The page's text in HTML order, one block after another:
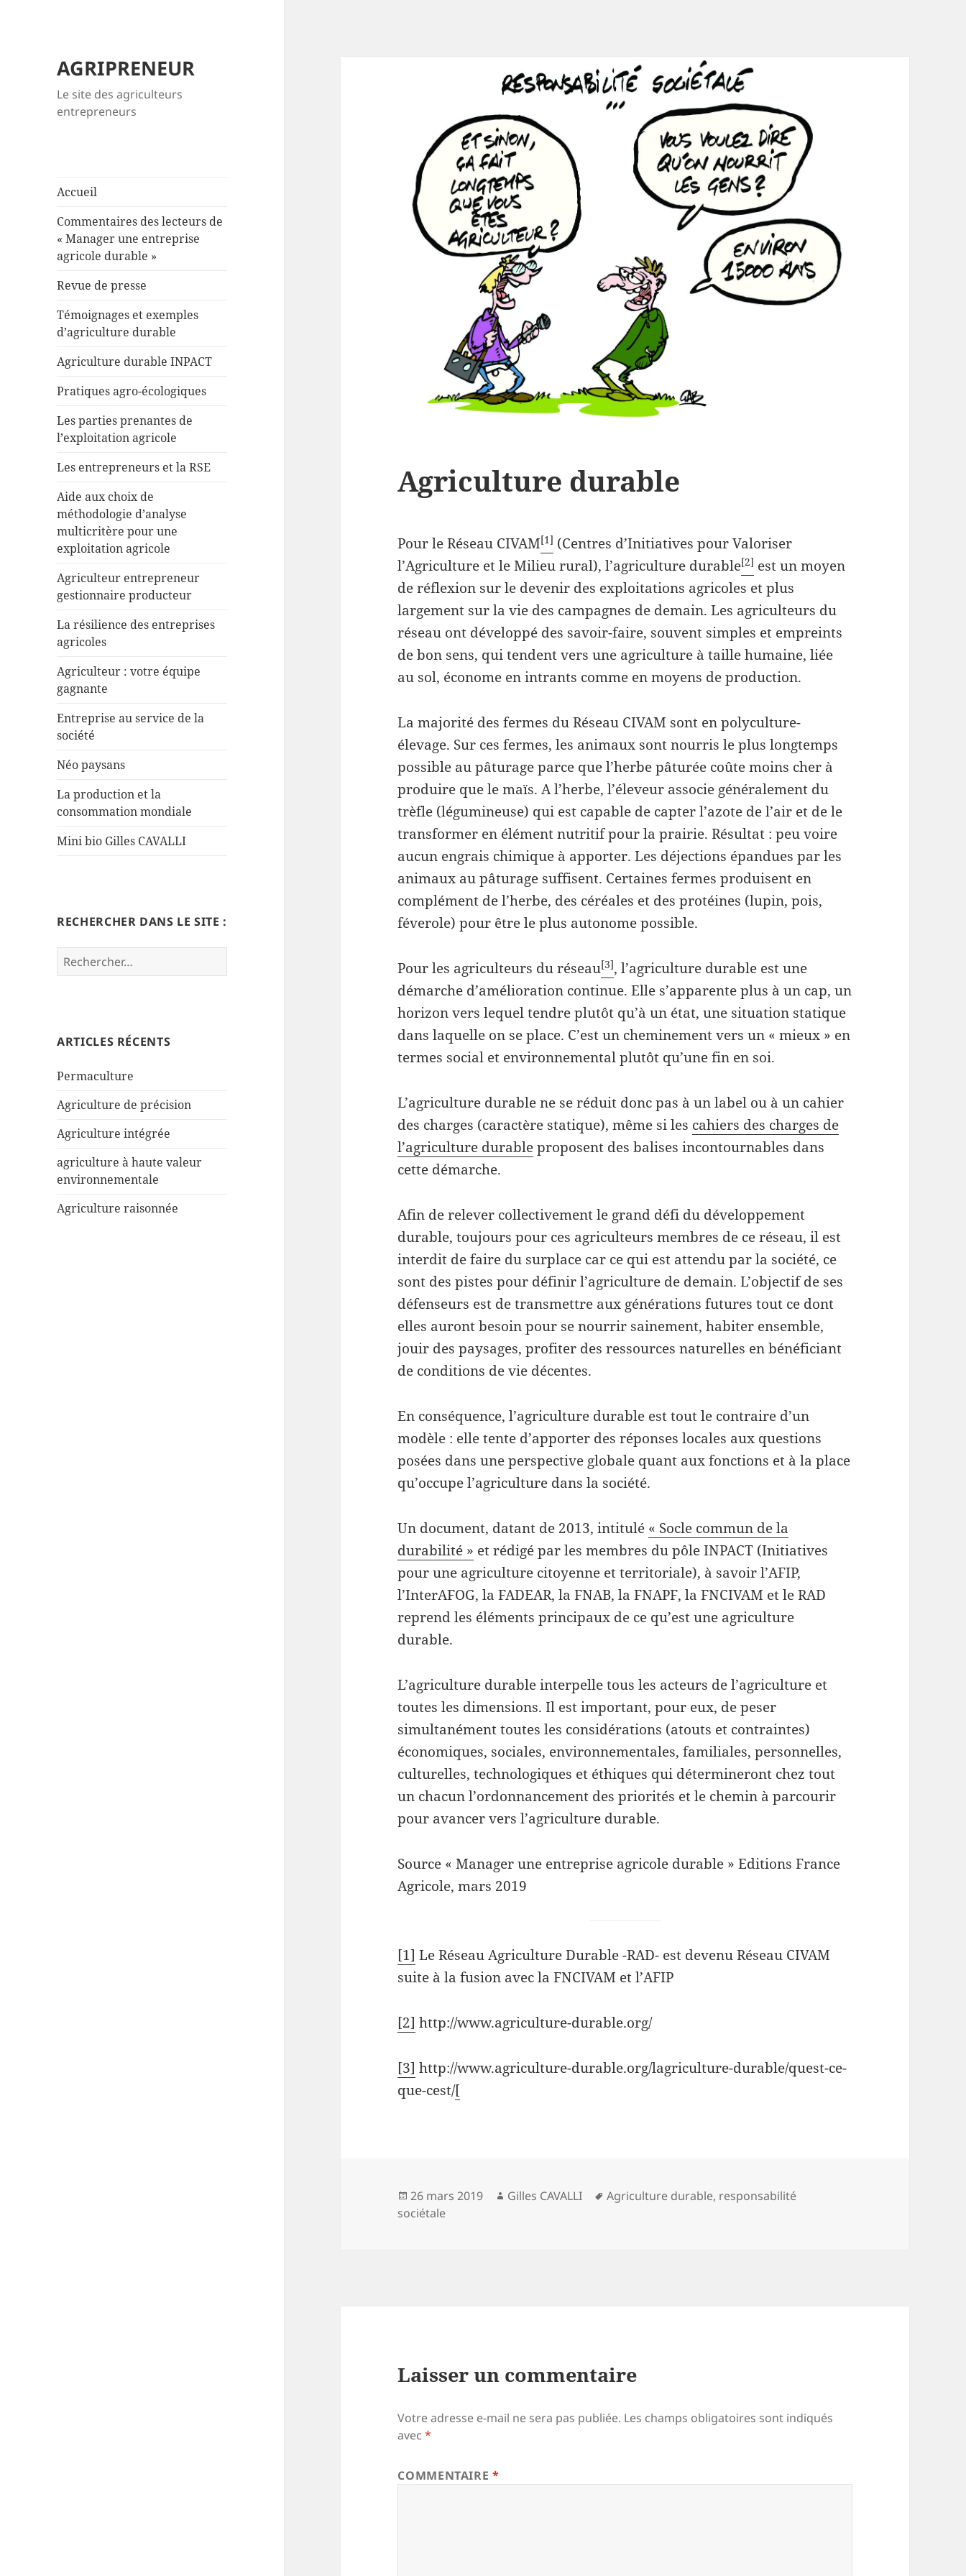
AGRIPRENEUR
Le site des agriculteurs
entrepreneurs
Accueil
Commentaires des lecteurs de
« Manager une entreprise
agricole durable »
Revue de presse
Témoignages et exemples
d’agriculture durable
Agriculture durable INPACT
Pratiques agro-écologiques
Les parties prenantes de
l’exploitation agricole
Les entrepreneurs et la RSE
Aide aux choix de
méthodologie d’analyse
multicritère pour une
exploitation agricole
Agriculteur entrepreneur
gestionnaire producteur
La résilience des entreprises
agricoles
Agriculteur : votre équipe
gagnante
Entreprise au service de la
société
Néo paysans
La production et la
consommation mondiale
Mini bio Gilles CAVALLI
RECHERCHER DANS LE SITE :
Rechercher :
ARTICLES RÉCENTS
Permaculture
Agriculture de précision
Agriculture intégrée
agriculture à haute valeur
environnementale
Agriculture raisonnée
Agriculture durable
Pour le Réseau CIVAM[1] (Centres d’Initiatives pour Valoriser
l’Agriculture et le Milieu rural), l’agriculture durable[2] est un moyen
de réflexion sur le devenir des exploitations agricoles et plus
largement sur la vie des campagnes de demain. Les agriculteurs du
réseau ont développé des savoir-faire, souvent simples et empreints
de bon sens, qui tendent vers une agriculture à taille humaine, liée
au sol, économe en intrants comme en moyens de production.
La majorité des fermes du Réseau CIVAM sont en polyculture-
élevage. Sur ces fermes, les animaux sont nourris le plus longtemps
possible au pâturage parce que l’herbe pâturée coûte moins cher à
produire que le maïs. A l’herbe, l’éleveur associe généralement du
trèfle (légumineuse) qui est capable de capter l’azote de l’air et de le
transformer en élément nutritif pour la prairie. Résultat : peu voire
aucun engrais chimique à apporter. Les déjections épandues par les
animaux au pâturage suffisent. Certaines fermes produisent en
complément de l’herbe, des céréales et des protéines (lupin, pois,
féverole) pour être le plus autonome possible.
Pour les agriculteurs du réseau[3], l’agriculture durable est une
démarche d’amélioration continue. Elle s’apparente plus à un cap, un
horizon vers lequel tendre plutôt qu’à un état, une situation statique
dans laquelle on se place. C’est un cheminement vers un « mieux » en
termes social et environnemental plutôt qu’une fin en soi.
L’agriculture durable ne se réduit donc pas à un label ou à un cahier
des charges (caractère statique), même si les cahiers des charges de
l’agriculture durableproposent des balises incontournables dans
cette démarche.
Afin de relever collectivement le grand défi du développement
durable, toujours pour ces agriculteurs membres de ce réseau, il est
interdit de faire du surplace car ce qui est attendu par la société, ce
sont des pistes pour définir l’agriculture de demain. L’objectif de ses
défenseurs est de transmettre aux générations futures tout ce dont
elles auront besoin pour se nourrir sainement, habiter ensemble,
jouir des paysages, profiter des ressources naturelles en bénéficiant
de conditions de vie décentes.
En conséquence, l’agriculture durable est tout le contraire d’un
modèle : elle tente d’apporter des réponses locales aux questions
posées dans une perspective globale quant aux fonctions et à la place
qu’occupe l’agriculture dans la société.
Un document, datant de 2013, intitulé « Socle commun de la
durabilité » et rédigé par les membres du pôle INPACT (Initiatives
pour une agriculture citoyenne et territoriale), à savoir l’AFIP,
l’InterAFOG, la FADEAR, la FNAB, la FNAPF, la FNCIVAM et le RAD
reprend les éléments principaux de ce qu’est une agriculture
durable.
L’agriculture durable interpelle tous les acteurs de l’agriculture et
toutes les dimensions. Il est important, pour eux, de peser
simultanément toutes les considérations (atouts et contraintes)
économiques, sociales, environnementales, familiales, personnelles,
culturelles, technologiques et éthiques qui détermineront chez tout
un chacun l’ordonnancement des priorités et le chemin à parcourir
pour avancer vers l’agriculture durable.
Source « Manager une entreprise agricole durable » Editions France
Agricole, mars 2019
[1] Le Réseau Agriculture Durable -RAD- est devenu Réseau CIVAM
suite à la fusion avec la FNCIVAM et l’AFIP
[2] http://www.agriculture-durable.org/
[3] http://www.agriculture-durable.org/lagriculture-durable/quest-ce-
que-cest/[
Publié
le
26 mars 2019 Auteur
Gilles CAVALLI
Mots-
Agriculture durable, responsabilité
sociétale
Laisser un commentaire
Votre adresse e-mail ne sera pas publiée. Les champs obligatoires sont indiqués
avec*
COMMENTAIRE*